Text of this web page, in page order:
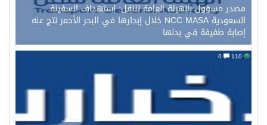
مصدر مسؤول بالهيئة العامة للنقل: استهداف السفينة
السعودية NCC MASA خلال إبحارها في البحر الأحمر نتج عنه
إصابة طفيفة في بدنها